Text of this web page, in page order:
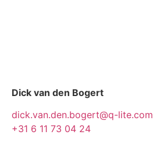
Dick van den Bogert
dick.van.den.bogert@q-lite.com
+31 6 11 73 04 24